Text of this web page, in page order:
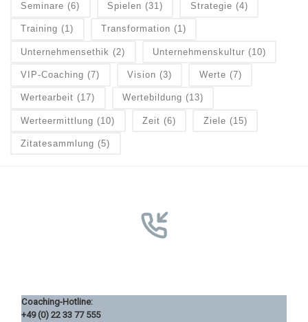
Seminare (6) Spielen (31) Strategie (4)
Training (1) Transformation (1)
Unternehmensethik (2) Unternehmenskultur (10)
VIP-Coaching (7) Vision (3) Werte (7)
Wertearbeit (17) Wertebildung (13)
Werteermittlung (10) Zeit (6) Ziele (15)
Zitatesammlung (5)
Coaching-Hotline:
+49 (0) 22 33 77 555